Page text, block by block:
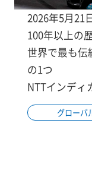
2026年5月21
100年以上の
世界で最も伝
の1つ
NTTインディ
グローバ